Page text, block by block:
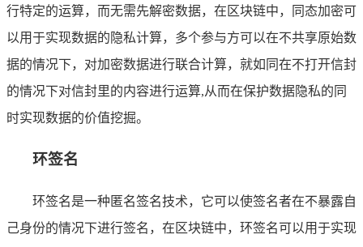
行特定的运算，而无需先解密数据，在区块链中，同态加密可
以用于实现数据的隐私计算，多个参与方可以在不共享原始数
据的情况下，对加密数据进行联合计算，就如同在不打开信封
的情况下对信封里的内容进行运算,从而在保护数据隐私的同
时实现数据的价值挖掘。
环签名
环签名是一种匿名签名技术，它可以使签名者在不暴露自
己身份的情况下进行签名，在区块链中，环签名可以用于实现